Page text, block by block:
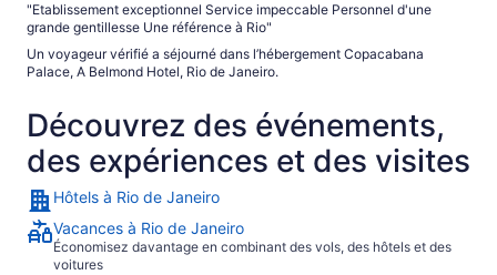
"Etablissement exceptionnel Service impeccable Personnel d'une
grande gentillesse Une référence à Rio"
Un voyageur vérifié a séjourné dans l’hébergement Copacabana
Palace, A Belmond Hotel, Rio de Janeiro.
Découvrez des événements,
des expériences et des visites
Hôtels à Rio de Janeiro
Vacances à Rio de Janeiro
Économisez davantage en combinant des vols, des hôtels et des
voitures